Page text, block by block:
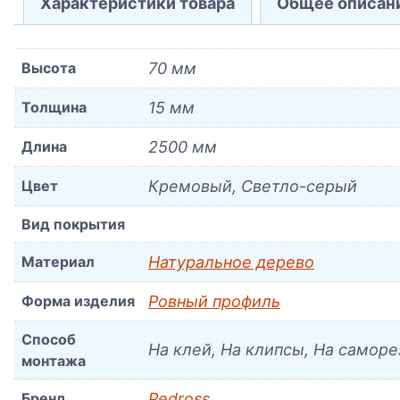
Высота 70 мм
Толщина 15 мм
Длина 2500 мм
Цвет Кремовый, Светло-серый
Вид покрытия
Материал Натуральное дерево
Форма изделия Ровный профиль
Способ
монтажа
На клей, На клипсы, На